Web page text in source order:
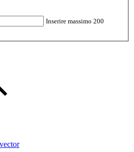
Inserire massimo 200